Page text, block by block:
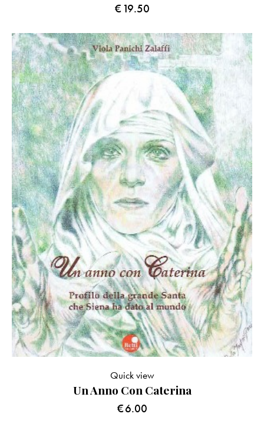
€19.50
Un Anno Con Caterina
€6.00
Quick view